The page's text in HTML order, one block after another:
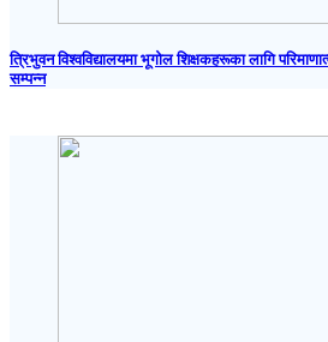
त्रिभुवन विश्वविद्यालयमा भूगोल शिक्षकहरूका लागि
सम्पन्न